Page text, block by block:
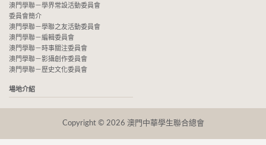
澳門學聯－學界常設活動委員會
委員會簡介
澳門學聯－學聯之友活動委員會
澳門學聯－編輯委員會
澳門學聯－時事關注委員會
澳門學聯－影攝創作委員會
澳門學聯－歷史文化委員會
場地介紹
Copyright © 2026 澳門中華學生聯合總會